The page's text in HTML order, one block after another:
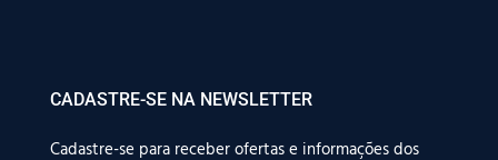
CADASTRE-SE NA NEWSLETTER
Cadastre-se para receber ofertas e informações dos